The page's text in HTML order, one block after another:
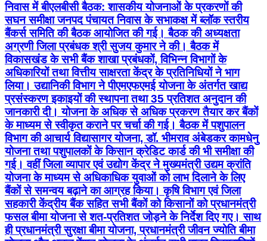
निवास में बीएलबीसी बैठक: शासकीय योजनाओं के प्रकरणों की
सघन समीक्षा जनपद पंचायत निवास के सभाकक्ष में ब्लॉक स्तरीय
बैंकर्स समिति की बैठक आयोजित की गई। बैठक की अध्यक्षता
अग्रणी जिला प्रबंधक श्री सुजय कुमार ने की। बैठक में
विकासखंड के सभी बैंक शाखा प्रबंधकों, विभिन्न विभागों के
अधिकारियों तथा वित्तीय साक्षरता केंद्र के प्रतिनिधियों ने भाग
लिया। उद्यानिकी विभाग ने पीएमएफएमई योजना के अंतर्गत खाद्य
प्रसंस्करण इकाइयों की स्थापना तथा 35 प्रतिशत अनुदान की
जानकारी दी। योजना के अधिक से अधिक प्रकरण तैयार कर बैंकों
के माध्यम से स्वीकृत कराने पर चर्चा की गई। बैठक में पशुपालन
विभाग की आचार्य विद्यासागर योजना, डॉ. भीमराव अंबेडकर कामधेनु
योजना तथा पशुपालकों के किसान क्रेडिट कार्ड की भी समीक्षा की
गई। वहीं जिला व्यापार एवं उद्योग केंद्र ने मुख्यमंत्री उद्यम क्रांति
योजना के माध्यम से अधिकाधिक युवाओं को लाभ दिलाने के लिए
बैंकों से समन्वय बढ़ाने का आग्रह किया। कृषि विभाग एवं जिला
सहकारी केंद्रीय बैंक सहित सभी बैंकों को किसानों को प्रधानमंत्री
फसल बीमा योजना से शत-प्रतिशत जोड़ने के निर्देश दिए गए। साथ
ही प्रधानमंत्री सुरक्षा बीमा योजना, प्रधानमंत्री जीवन ज्योति बीमा